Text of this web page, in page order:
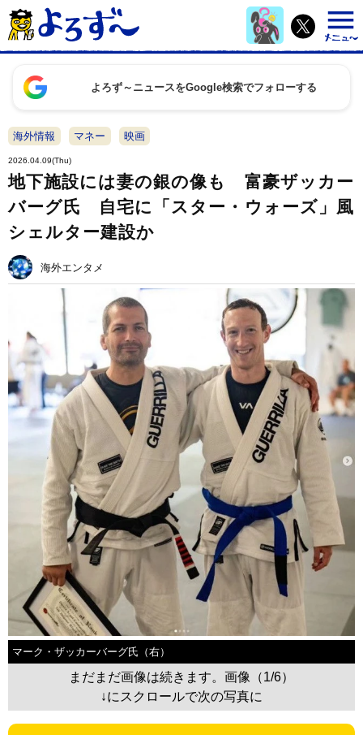
よろず～ニュースをGoogle検索でフォローする
海外情報 マネー 映画
2026.04.09(Thu)
地下施設には妻の銀の像も 富豪ザッカー
バーグ氏 自宅に「スター・ウォーズ」風
シェルター建設か
海外エンタメ
マーク・ザッカーバーグ氏（右）
まだまだ画像は続きます。画像（1/6）
↓にスクロールで次の写真に